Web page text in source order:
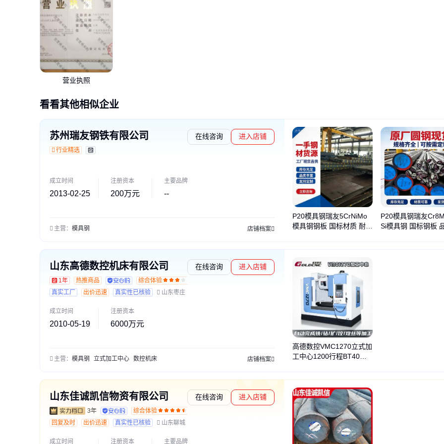
营业执照
看看其他相似企业
苏州瑞友钢铁有限公司
行业精选
在线咨询 进入店铺
成立时间
2013-02-25
注册资本
200万元
主要品牌
--
主营： 模具钢 店铺档案
P20模具钢瑞友5CrNiMo
模具钢钢板 国标材质 耐磨
P20模具钢瑞友
Si模具钢 国标钢板
山东高德数控机床有限公司
1年 热推商品 综合体验
在线咨询 进入店铺
真实工厂 出价迅速 真实性已核验 山东枣庄
成立时间
2010-05-19
注册资本
6000万元
主营： 模具钢 立式加工中心 数控机床 店铺档案
高德数控VMC1270立式加
工中心1200行程BT40主
山东佳诚凯信物资有限公司
3年 综合体验
在线咨询 进入店铺
回复及时 出价迅速 真实性已核验 山东聊城
成立时间 注册资本 主要品牌